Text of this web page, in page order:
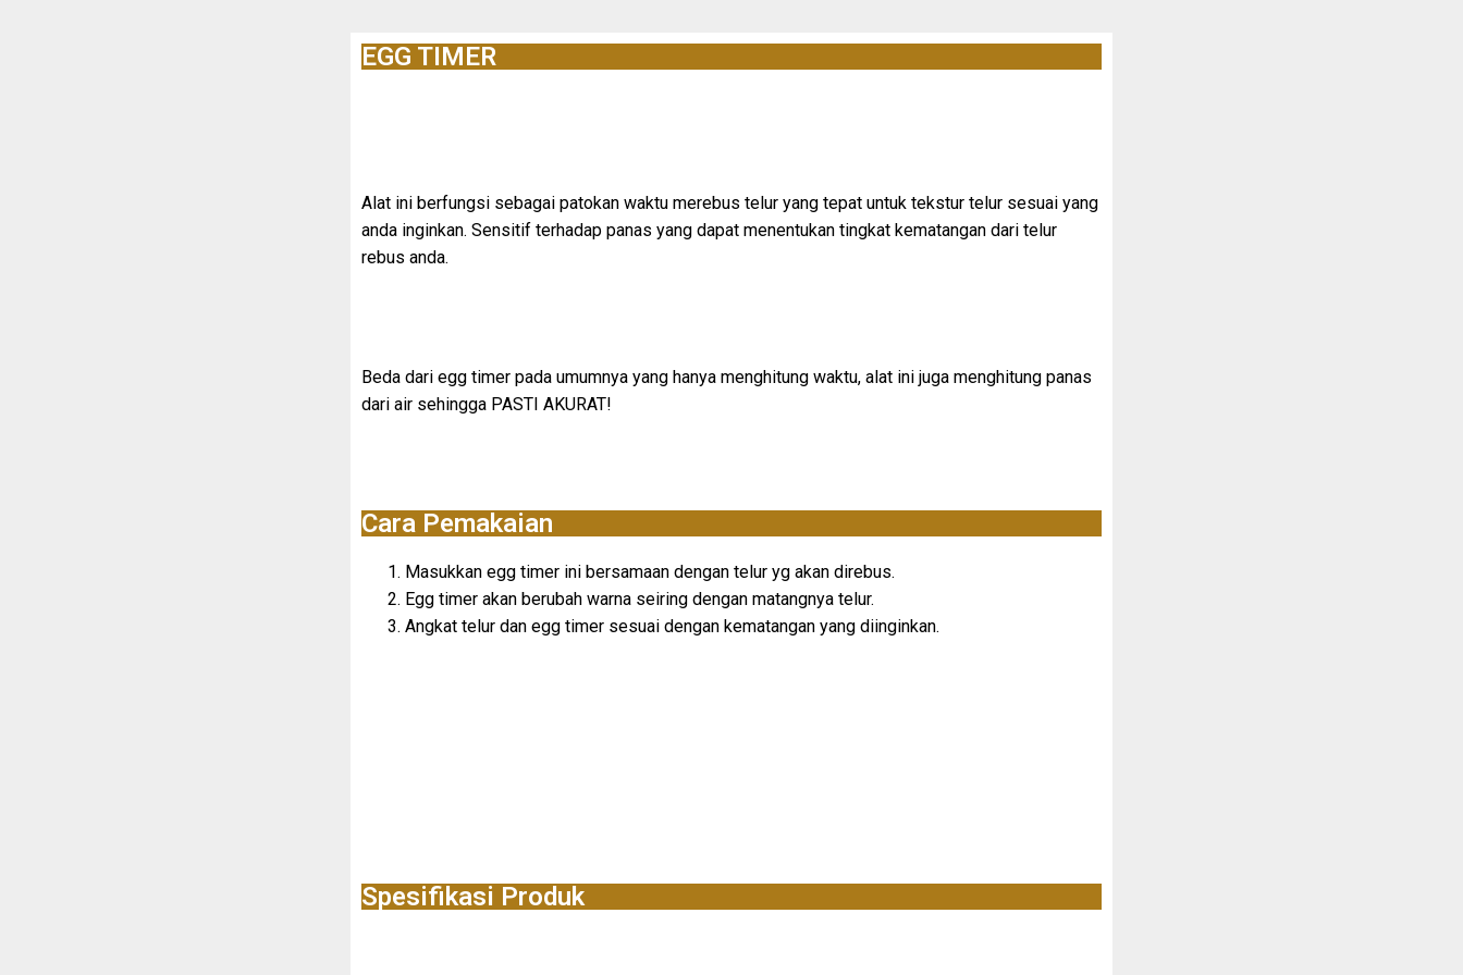
EGG TIMER
Alat ini berfungsi sebagai patokan waktu merebus telur yang tepat untuk tekstur telur sesuai yang
anda inginkan. Sensitif terhadap panas yang dapat menentukan tingkat kematangan dari telur
rebus anda.
Beda dari egg timer pada umumnya yang hanya menghitung waktu, alat ini juga menghitung panas
dari air sehingga PASTI AKURAT!
Cara Pemakaian
Masukkan egg timer ini bersamaan dengan telur yg akan direbus.
Egg timer akan berubah warna seiring dengan matangnya telur.
Angkat telur dan egg timer sesuai dengan kematangan yang diinginkan.
Spesifikasi Produk